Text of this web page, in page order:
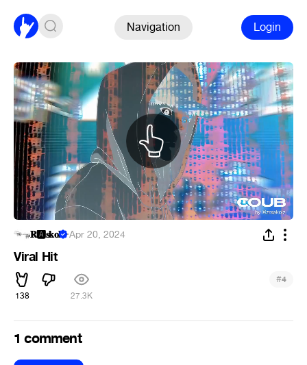
Navigation Login
𝐑🅰𝐬𝐤𝐨𝐥 ·Apr 20, 2024
Viral Hit
138 27.3K
#4
1 comment